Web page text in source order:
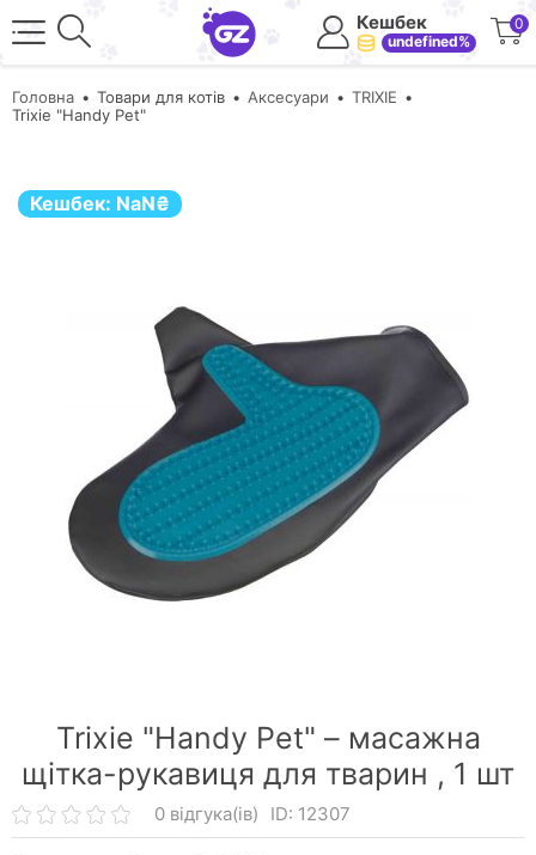
Кешбек
undefined%
0
Головна Товари для котів Аксесуари
TRIXIE
Trixiе "Hаndy Pet"
Кешбек: NaN₴
Trixiе "Hаndy Pet" – масажна
щітка-рукавиця для тварин , 1 шт
0 відгука(ів) ID: 12307